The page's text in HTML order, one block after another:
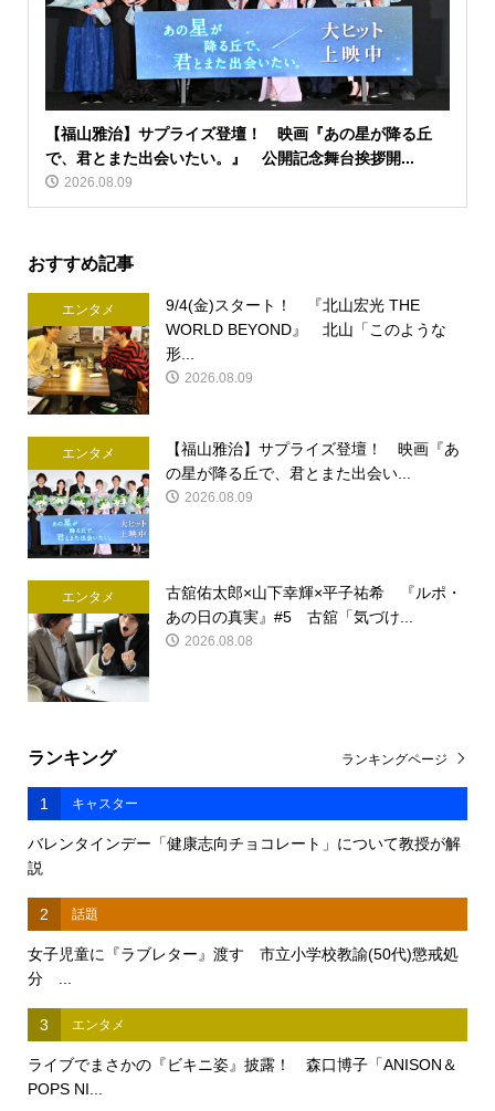
【福山雅治】サプライズ登壇！ 映画『あの星が降る丘
で、君とまた出会いたい。』 公開記念舞台挨拶開...
2026.08.09
おすすめ記事
エンタメ
9/4(金)スタート！ 『北山宏光 THE
WORLD BEYOND』 北山「このような
形...
2026.08.09
エンタメ
【福山雅治】サプライズ登壇！ 映画『あ
の星が降る丘で、君とまた出会い...
2026.08.09
エンタメ
古舘佑太郎×山下幸輝×平子祐希 『ルポ・
あの日の真実』#5 古舘「気づけ...
2026.08.08
ランキング
1 キャスター
バレンタインデー「健康志向チョコレート」について教授が解
説
2 話題
女子児童に『ラブレター』渡す 市立小学校教諭(50代)懲戒処
分 ...
3 エンタメ
ライブでまさかの『ビキニ姿』披露！ 森口博子「ANISON＆
POPS NI...
ランキングページ